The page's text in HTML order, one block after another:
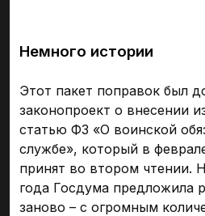
Немного истории
Этот пакет поправок был
законопроект о внесении
статью ФЗ «О воинской
службе», который в
принят во втором чтении.
года Госдума предложила
заново – с огромным